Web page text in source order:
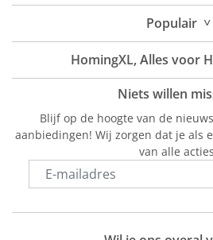
Populair ˅
HomingXL, Alles voor
Niets willen
Blijf op de hoogte van de
aanbiedingen! Wij zorgen dat je als
van alle